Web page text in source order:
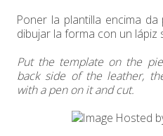
Poner la plantilla encima
dibujar la forma con un lápiz
Put the template on the
back side of the leather,
with a pen on it and cut.